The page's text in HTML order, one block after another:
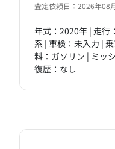
査定依頼日：2026年08
年式：2020年 | 走行
系 | 車検：未入力 |
料：ガソリン | ミッ
復歴：なし